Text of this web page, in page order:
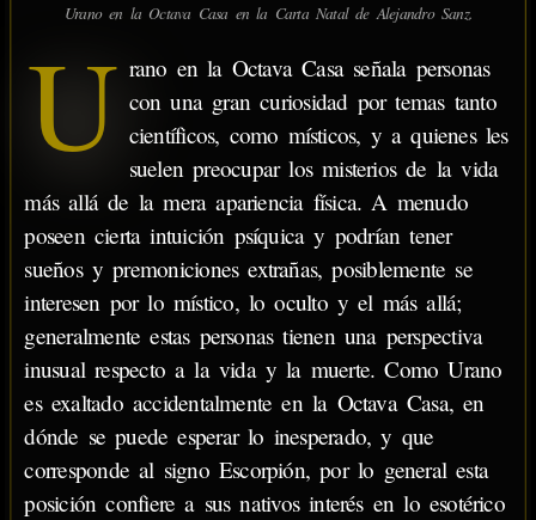
Urano en la Octava Casa en la Carta Natal de Alejandro Sanz.
U rano en la Octava Casa señala personas
con una gran curiosidad por temas tanto
científicos, como místicos, y a quienes les
suelen preocupar los misterios de la vida
más allá de la mera apariencia física. A menudo
poseen cierta intuición psíquica y podrían tener
sueños y premoniciones extrañas, posiblemente se
interesen por lo místico, lo oculto y el más allá;
generalmente estas personas tienen una perspectiva
inusual respecto a la vida y la muerte. Como Urano
es exaltado accidentalmente en la Octava Casa, en
dónde se puede esperar lo inesperado, y que
corresponde al signo Escorpión, por lo general esta
posición confiere a sus nativos interés en lo esotérico